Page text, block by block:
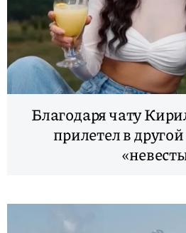
Благодаря чату
прилетел в